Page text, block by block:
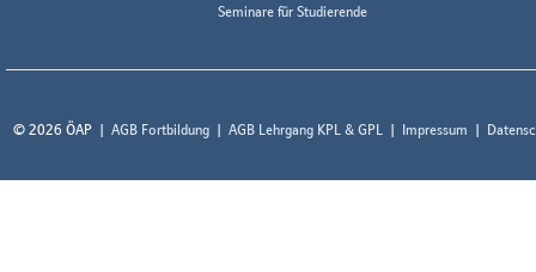
Seminare für Studierende
© 2026 ÖAP AGB Fortbildung AGB Lehrgang KPL & GPL Impressum